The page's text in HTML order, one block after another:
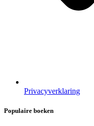
Privacyverklaring
Populaire boeken